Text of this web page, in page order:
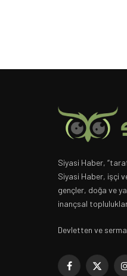
Siyasi Haber,
Siyasi Haber, işçi
gençler, doğa ve
inançsal
Devletten ve
Facebook
X